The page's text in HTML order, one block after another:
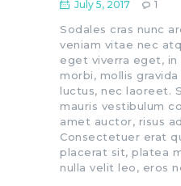
July 5, 2017 1
Sodales cras nunc
veniam vitae nec
eget viverra eget,
morbi, mollis
luctus, nec laoreet.
mauris vestibulum
amet auctor, risus
Consectetuer erat
placerat sit, platea
nulla velit leo, eros